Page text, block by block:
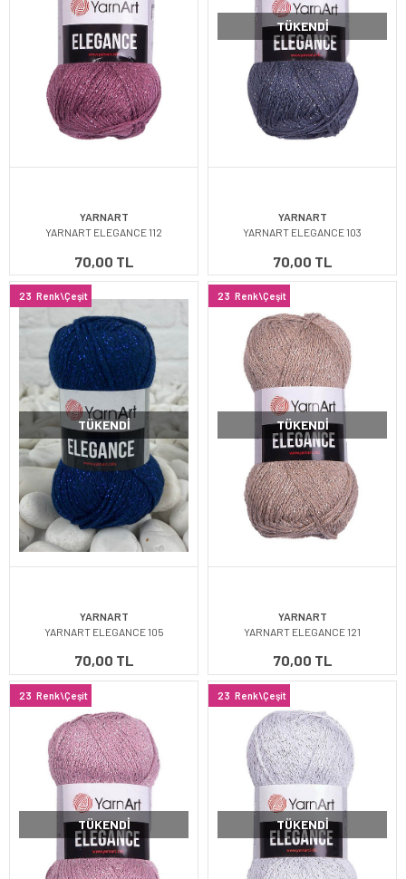
YARNART
YARNART ELEGANCE 112
70,00 TL
TÜKENDI
YARNART
YARNART ELEGANCE 103
70,00 TL
23 Renk\Çeşit
TÜKENDI
YARNART
YARNART ELEGANCE 105
70,00 TL
23 Renk\Çeşit
TÜKENDI
YARNART
YARNART ELEGANCE 121
70,00 TL
23 Renk\Çeşit
TÜKENDI
23 Renk\Çeşit
TÜKENDI